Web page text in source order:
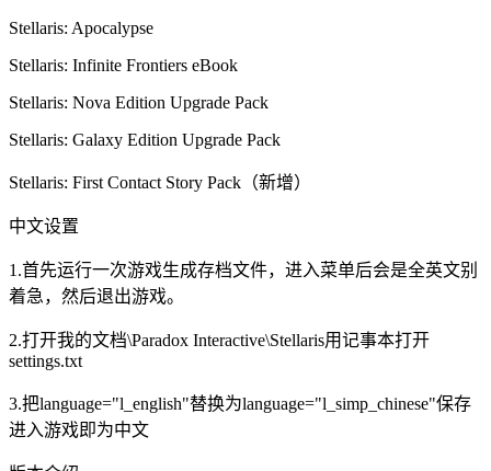
Stellaris: Apocalypse
Stellaris: Infinite Frontiers eBook
Stellaris: Nova Edition Upgrade Pack
Stellaris: Galaxy Edition Upgrade Pack
Stellaris: First Contact Story Pack（新增）
中文设置
1.首先运行一次游戏生成存档文件，进入菜单后会是全英文别
着急，然后退出游戏。
2.打开我的文档\Paradox Interactive\Stellaris用记事本打开
settings.txt
3.把language="l_english"替换为language="l_simp_chinese"保存
进入游戏即为中文